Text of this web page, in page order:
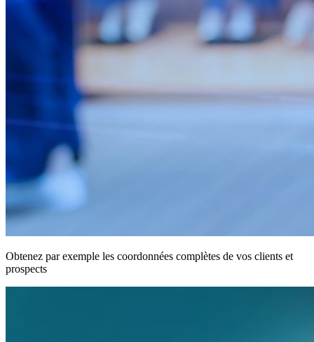
Obtenez par exemple les coordonnées complètes de vos clients et
prospects